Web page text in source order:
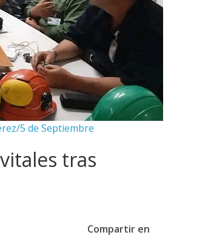
5 de Septiembre
tras
Compartir en